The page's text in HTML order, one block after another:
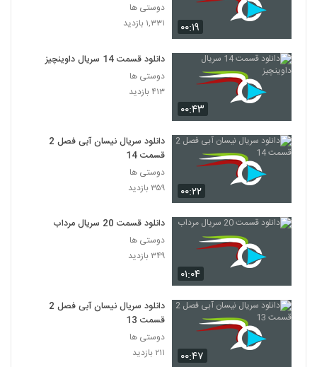
۰۰:۱۹
دوستی ها
۱,۳۳۱ بازدید
۰۰:۴۳
دانلود قسمت 14 سریال داوینچیز
دوستی ها
۴۱۳ بازدید
۰۰:۲۲
دانلود سریال نیسان آبی فصل 2
قسمت 14
دوستی ها
۳۵۹ بازدید
۰۱:۰۴
دانلود قسمت 20 سریال مرداب
دوستی ها
۳۴۹ بازدید
۰۰:۴۷
دانلود سریال نیسان آبی فصل 2
قسمت 13
دوستی ها
۲۱۱ بازدید